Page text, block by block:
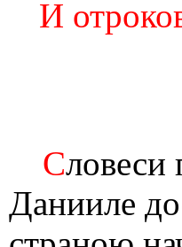
И
Словеси
Данииле